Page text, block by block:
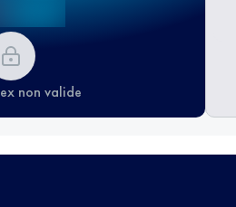
non valide